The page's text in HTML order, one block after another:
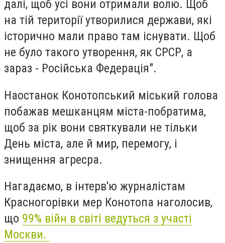
далі, щоб усі вони отримали волю. Щоб
на тій території утворилися держави, які
історично мали право там існувати. Щоб
не було такого утворення, як СРСР, а
зараз - Російська Федерація".
Наостанок Конотопський міський голова
побажав мешканцям міста-побратима,
щоб за рік вони святкували не тільки
День міста, але й мир, перемогу, і
знищення агресра.
Нагадаємо, в інтерв'ю журналістам
Красногорівки мер Конотопа наголосив,
що 99% війн в світі ведуться з участі
Москви.